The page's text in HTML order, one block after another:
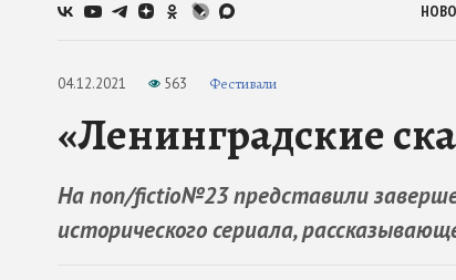
04.12.2021 563 Фестивали
«Ленинградские
На non/fictio№23 представили
исторического сериала,